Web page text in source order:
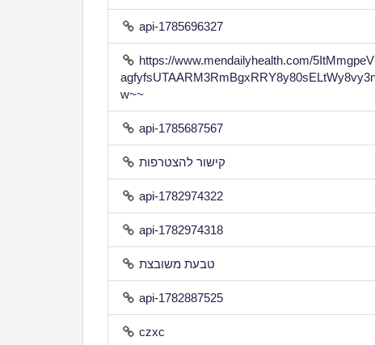
api-1785696327
https://www.mendailyhealth.com/
w~~
api-1785687567
קישור להצטרפות
api-1782974322
api-1782974318
טבעת משובצת
api-1782887525
czxc